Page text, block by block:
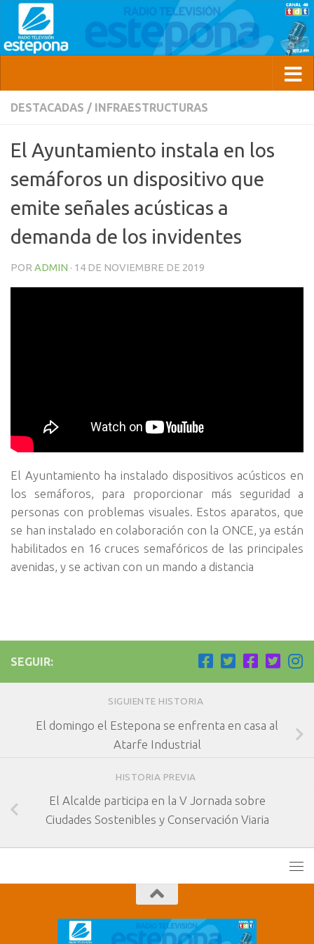
DESTACADAS / INFRAESTRUCTURAS
El Ayuntamiento instala en los
semáforos un dispositivo que
emite señales acústicas a
demanda de los invidentes
POR ADMIN · 14 DE NOVIEMBRE DE 2019
El Ayuntamiento ha instalado dispositivos acústicos en
los semáforos, para proporcionar más seguridad a
personas con problemas visuales. Estos aparatos, que
se han instalado en colaboración con la ONCE, ya están
habilitados en 16 cruces semafóricos de las principales
avenidas, y se activan con un mando a distancia
SEGUIR:
SIGUIENTE HISTORIA
El domingo el Estepona se enfrenta en casa al
Atarfe Industrial
HISTORIA PREVIA
El Alcalde participa en la V Jornada sobre
Ciudades Sostenibles y Conservación Viaria